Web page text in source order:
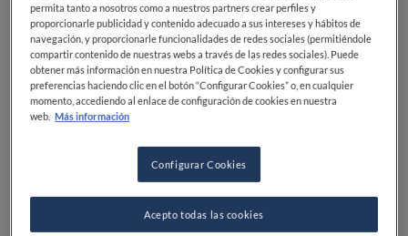
permita tanto a nosotros como a nuestros partners crear perfiles y
proporcionarle publicidad y contenido adecuado a sus intereses y hábitos de
navegación, y proporcionarle funcionalidades de redes sociales (permitiéndole
compartir contenido de nuestras webs a través de las redes sociales). Puede
obtener más información en nuestra Política de Cookies y configurar sus
preferencias haciendo clic en el botón “Configurar Cookies” o, en cualquier
momento, accediendo al enlace de configuración de cookies en nuestra
web. Más información
Configurar Cookies
Acepto todas las cookies